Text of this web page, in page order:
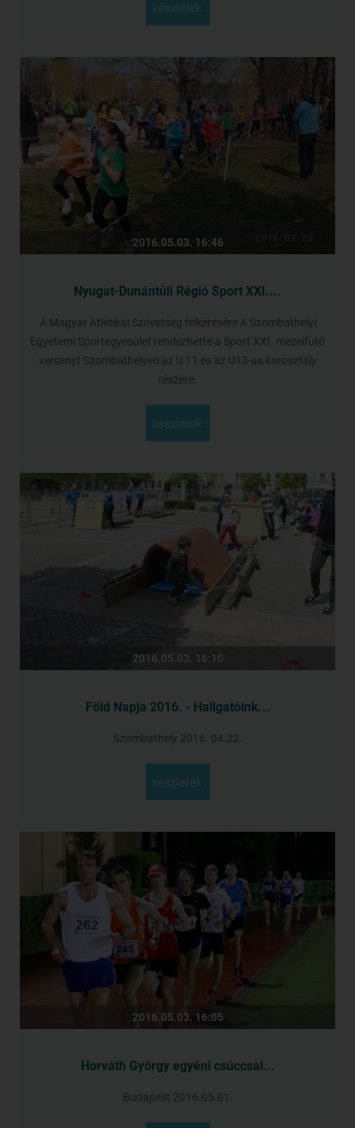
részletek
2016.05.03. 16:46
Nyugat-Dunántúli Régió Sport XXI....
A Magyar Atlétikai Szövetség felkérésére A Szombathelyi
Egyetemi Sportegyesület rendezhette a Sport XXI. mezeifutó
versenyt Szombathelyen az U 11 és az U13-as korosztály
részére.
részletek
2016.05.03. 16:10
Föld Napja 2016. - Hallgatóink...
Szombathely 2016. 04.22.
részletek
2016.05.03. 16:05
Horváth György egyéni csúccsal...
Budapest 2016.05.01.